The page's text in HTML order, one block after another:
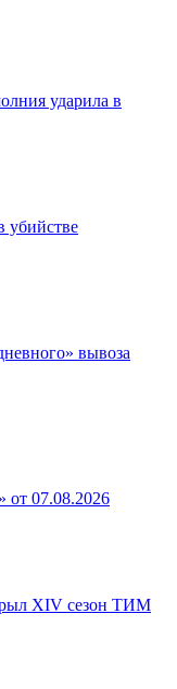
ударила в
убийстве
вывоза
от 07.08.2026
XIV сезон ТИМ